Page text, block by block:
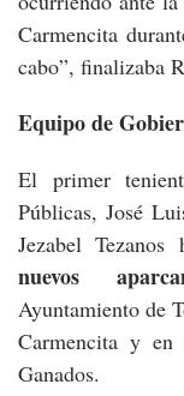
Carmencita
cabo”, finalizaba
Equipo de
El primer
Públicas, José
Jezabel
nuevos
Ayuntamiento de
Carmencita y
Ganados.